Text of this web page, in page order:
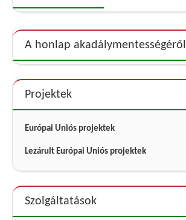
A honlap akadálymentességéről
Projektek
Európai Uniós projektek
Lezárult Európai Uniós projektek
Szolgáltatások